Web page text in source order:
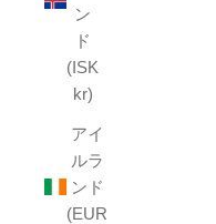
ン
ド
(ISK
kr)
アイ
ルラ
ンド
(EUR